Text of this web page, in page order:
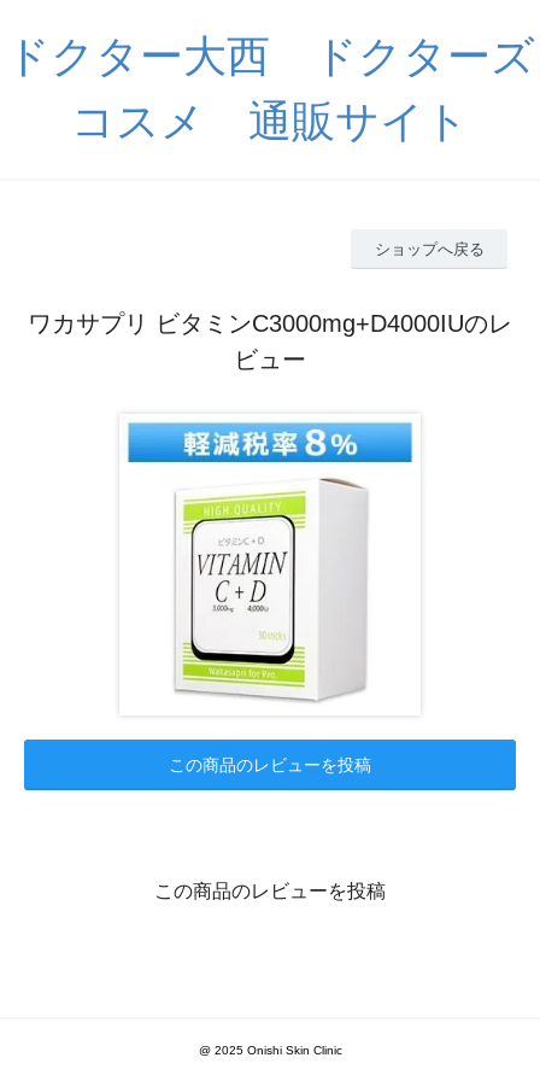
ドクター大西 ドクターズ
コスメ 通販サイト
ショップへ戻る
ワカサプリ ビタミンC3000mg+D4000IUのレ
ビュー
この商品のレビューを投稿
この商品のレビューを投稿
@ 2025 Onishi Skin Clinic